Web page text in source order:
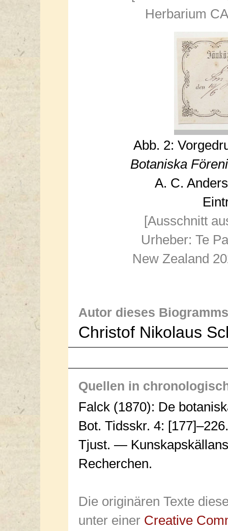
Herbarium
Abb. 2:
Botaniska
A. C.
[Ausschnitt
Urheber: Te
New Zealand
Autor dieses
Christof Nikolaus
Quellen in
Falck (1870): De
Bot. Tidsskr. 4:
Tjust. —
Recherchen.
Die originären Texte
unter einer Creative